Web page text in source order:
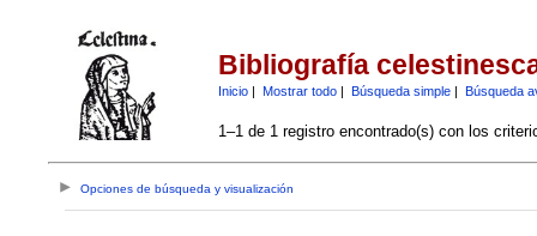
Bibliografía
Inicio| Mostrar todo| Búsqueda simple| Búsqueda
1–1 de 1 registro encontrado(s) con los
Opciones de búsqueda y visualización